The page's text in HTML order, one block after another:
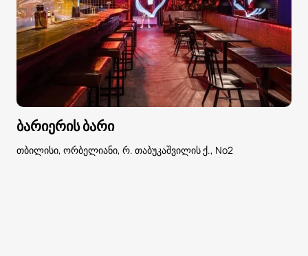
ბარიერის ბარი
თბილისი, ორბელიანი, რ. თაბუკაშვილის ქ., No2